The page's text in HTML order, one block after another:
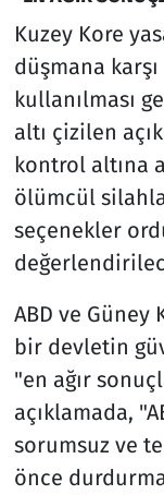
Kuzey Kore
düşmana
kullanılması
altı çizilen
kontrol altına
ölümcül
seçenekler
ABD ve
bir devletin
"en ağır
açıklamada,
sorumsuz ve
önce